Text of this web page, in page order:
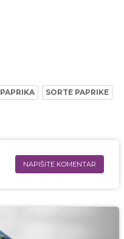
PAPRIKA
SORTE PAPRIKE
NAPIŠITE KOMENTAR